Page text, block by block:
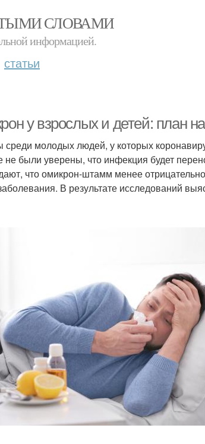
СЛОВАМИ
информацией.
статьи
у взрослых и детей: план
молодых людей, у которых
не были уверены, что инфекция будет
что омикрон-штамм менее
В результате исследований